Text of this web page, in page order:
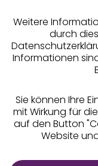
Weitere
durch
Informationen
Sie können Ihre
mit Wirkung für
auf den Button
Website